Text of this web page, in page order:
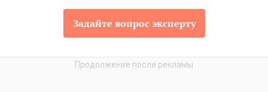
Задайте вопрос эксперту